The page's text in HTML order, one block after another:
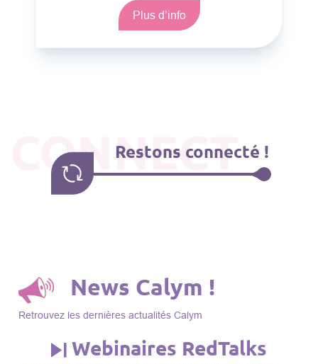
Plus d’info
CONNECT
Restons connecté !
News Calym !
Retrouvez les dernières actualités Calym
Webinaires RedTalks